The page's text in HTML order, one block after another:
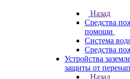
Назад
Средства
помощи
Система
Средства
Устройства
защиты от
Назад